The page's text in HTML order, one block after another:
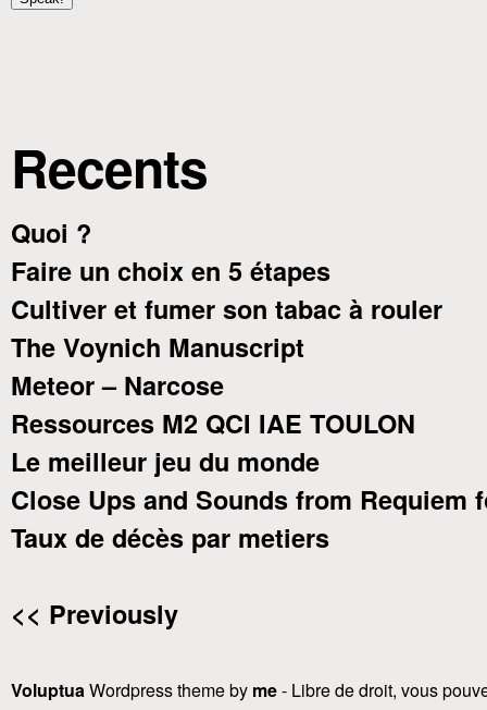
Recents
Quoi ?
Faire un choix en 5 étapes
Cultiver et fumer son tabac à rouler
The Voynich Manuscript
Meteor – Narcose
Ressources M2 QCI IAE TOULON
Le meilleur jeu du monde
Close Ups and Sounds from Requiem
Taux de décès par metiers
<< Previously
VoluptuaWordpress theme by me- Libre de droit, vous